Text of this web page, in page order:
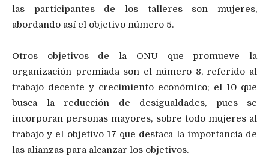
las participantes de los talleres son mujeres,
abordando así el objetivo número 5.
Otros objetivos de la ONU que promueve la
organización premiada son el número 8, referido al
trabajo decente y crecimiento económico; el 10 que
busca la reducción de desigualdades, pues se
incorporan personas mayores, sobre todo mujeres al
trabajo y el objetivo 17 que destaca la importancia de
las alianzas para alcanzar los objetivos.